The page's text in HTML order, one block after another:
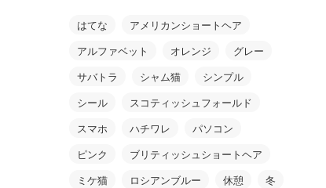
はてな
アメリカンショートヘア
アルファベット
オレンジ
グレー
サバトラ
シャム猫
シンプル
シール
スコティッシュフォールド
スマホ
ハチワレ
パソコン
ピンク
ブリティッシュショートヘア
ミケ猫
ロシアンブルー 休憩
冬